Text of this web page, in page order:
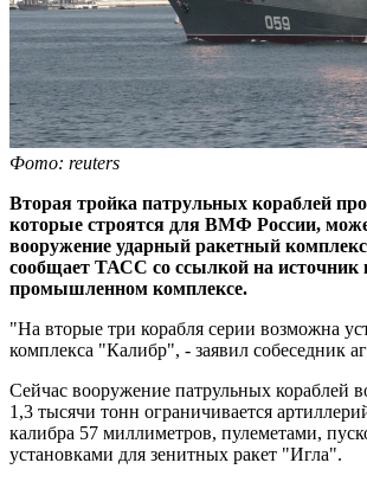
Фото: reuters
Вторая тройка патрульных кораблей
которые строятся для ВМФ России,
вооружение ударный ракетный
сообщает ТАСС со ссылкой на источник
промышленном комплексе.
"На вторые три корабля серии возможна
комплекса "Калибр", - заявил собеседник
Сейчас вооружение патрульных кораблей
1,3 тысячи тонн ограничивается
калибра 57 миллиметров, пулеметами,
установками для зенитных ракет "Игла".